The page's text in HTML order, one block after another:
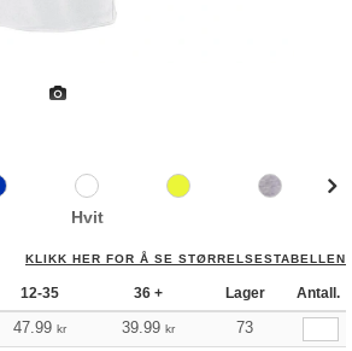
Hvit
KLIKK HER FOR Å SE STØRRELSESTABELLEN
12-35 36 + Lager Antall.
47.99 kr 39.99 kr
73